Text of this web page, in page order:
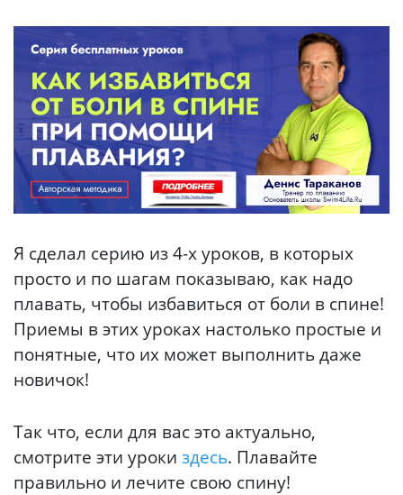
Я сделал серию из 4-х уроков, в которых
просто и по шагам показываю, как надо
плавать, чтобы избавиться от боли в спине!
Приемы в этих уроках настолько простые и
понятные, что их может выполнить даже
новичок!
Так что, если для вас это актуально,
смотрите эти уроки здесь. Плавайте
правильно и лечите свою спину!